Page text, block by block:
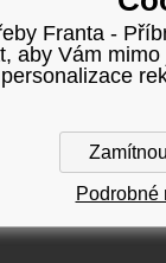
Franta -
aby Vám
Podrobné